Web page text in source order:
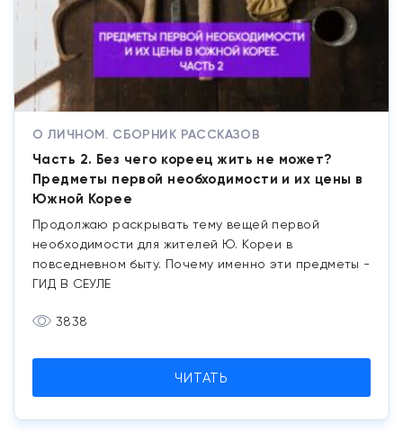
О ЛИЧНОМ. СБОРНИК РАССКАЗОВ
Часть 2. Без чего кореец жить не может?
Предметы первой необходимости и их цены в
Южной Корее
Продолжаю раскрывать тему вещей первой
необходимости для жителей Ю. Кореи в
повседневном быту. Почему именно эти предметы -
ГИД В СЕУЛЕ
3838
ЧИТАТЬ